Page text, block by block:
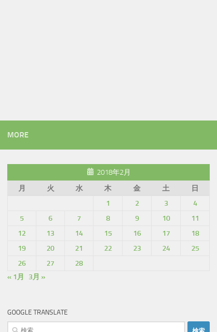
MORE
2018年2月
月
火 水 木 金 土
日
1
2 3
4
5
6 7 8 9 10
11
12
13 14 15 16 17
18
19
20 21 22 23 24
25
26
27
28
« 1月
3月 »
GOOGLE TRANSLATE
検